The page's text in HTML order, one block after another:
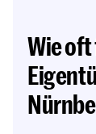
Wie